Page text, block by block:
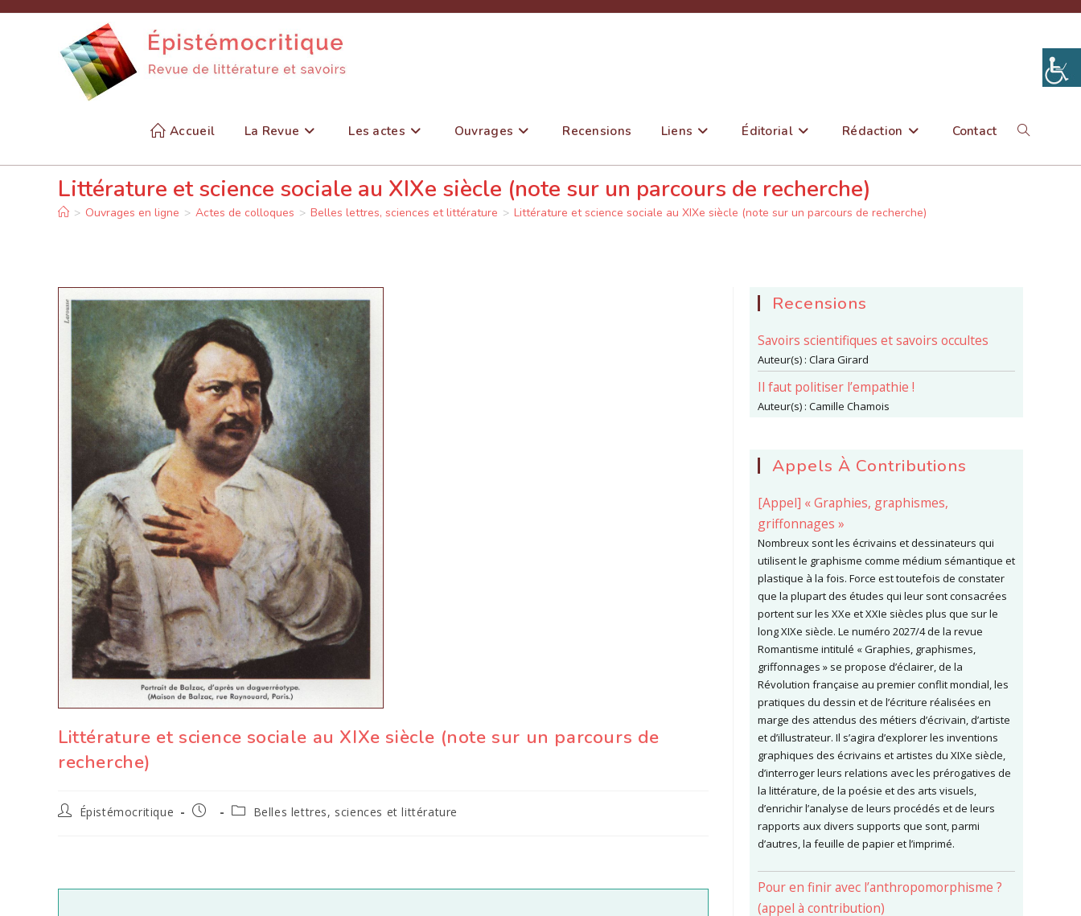
Accueil La Revue Les actes Ouvrages Recensions Liens Éditorial Rédaction Contact Toggle
Littérature et science sociale au XIXe siècle (note sur un parcours de recherche)
> Ouvrages en ligne > Actes de colloques > Belles lettres, sciences et littérature > Littérature et science sociale au XIXe siècle (note sur un parcours de recherche)
Littérature et science sociale au XIXe siècle (note sur un parcours de
recherche)
Auteur/autrice
Épistémocritique
Publication
PostBelles lettres, sciences et littérature
Recensions
Savoirs scientifiques et savoirs occultes
Auteur(s) : Clara Girard
Il faut politiser l’empathie !
Auteur(s) : Camille Chamois
Appels À Contributions
[Appel] « Graphies, graphismes,
griffonnages »
Nombreux sont les écrivains et dessinateurs qui
utilisent le graphisme comme médium sémantique et
plastique à la fois. Force est toutefois de constater
que la plupart des études qui leur sont consacrées
portent sur les XXe et XXIe siècles plus que sur le
long XIXe siècle. Le numéro 2027/4 de la revue
Romantisme intitulé « Graphies, graphismes,
griffonnages » se propose d’éclairer, de la
Révolution française au premier conflit mondial, les
pratiques du dessin et de l’écriture réalisées en
marge des attendus des métiers d’écrivain, d’artiste
et d’illustrateur. Il s’agira d’explorer les inventions
graphiques des écrivains et artistes du XIXe siècle,
d’interroger leurs relations avec les prérogatives de
la littérature, de la poésie et des arts visuels,
d’enrichir l’analyse de leurs procédés et de leurs
rapports aux divers supports que sont, parmi
d’autres, la feuille de papier et l’imprimé.
Pour en finir avec l’anthropomorphisme ?
(appel à contribution)